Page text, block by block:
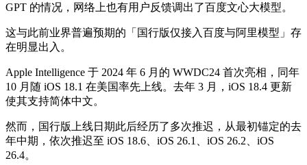
GPT 的情况，网络上也有用户反馈调出了百度文心大模型。
这与此前业界普遍预期的「国行版仅接入百度与阿里模型」存
在明显出入。
Apple Intelligence 于 2024 年 6 月的 WWDC24 首次亮相，同年
10 月随 iOS 18.1 在美国率先上线。去年 3 月，iOS 18.4 更新
使其支持简体中文。
然而，国行版上线日期此后经历了多次推迟，从最初锚定的去
年中期，依次推迟至 iOS 18.6、iOS 26.1、iOS 26.2、iOS
26.4。